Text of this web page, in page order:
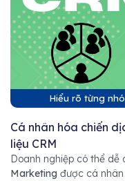
Hiểu rõ từng
Cá nhân hóa chiến
liệu CRM
Doanh nghiệp có thể
Marketing được cá